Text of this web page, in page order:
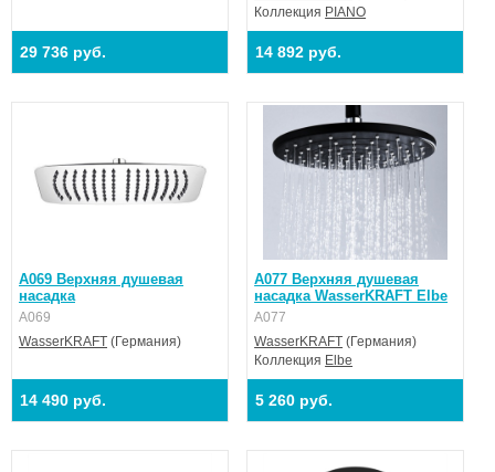
29 736 руб.
Коллекция PIANO
14 892 руб.
A069 Верхняя душевая
насадка
A069
WasserKRAFT (Германия)
14 490 руб.
A077 Верхняя душевая
насадка WasserKRAFT Elbe
A077
WasserKRAFT (Германия)
Коллекция Elbe
5 260 руб.